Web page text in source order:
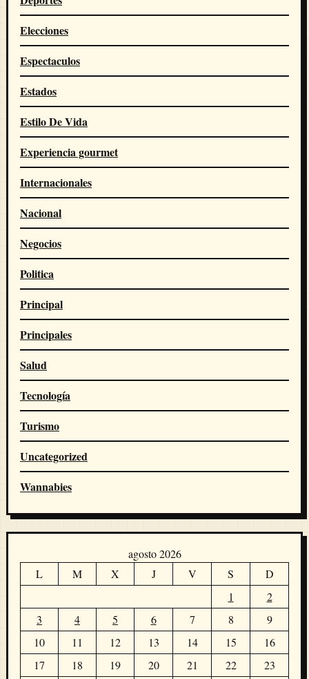
Elecciones
Espectaculos
Estados
Estilo De Vida
Experiencia gourmet
Internacionales
Nacional
Negocios
Politica
Principal
Principales
Salud
Tecnología
Turismo
Uncategorized
Wannabies
agosto 2026
L
M X J V S
D
1
2
3
4 5 6 7 8
9
10
11 12 13 14 15
16
17
18 19 20 21 22
23